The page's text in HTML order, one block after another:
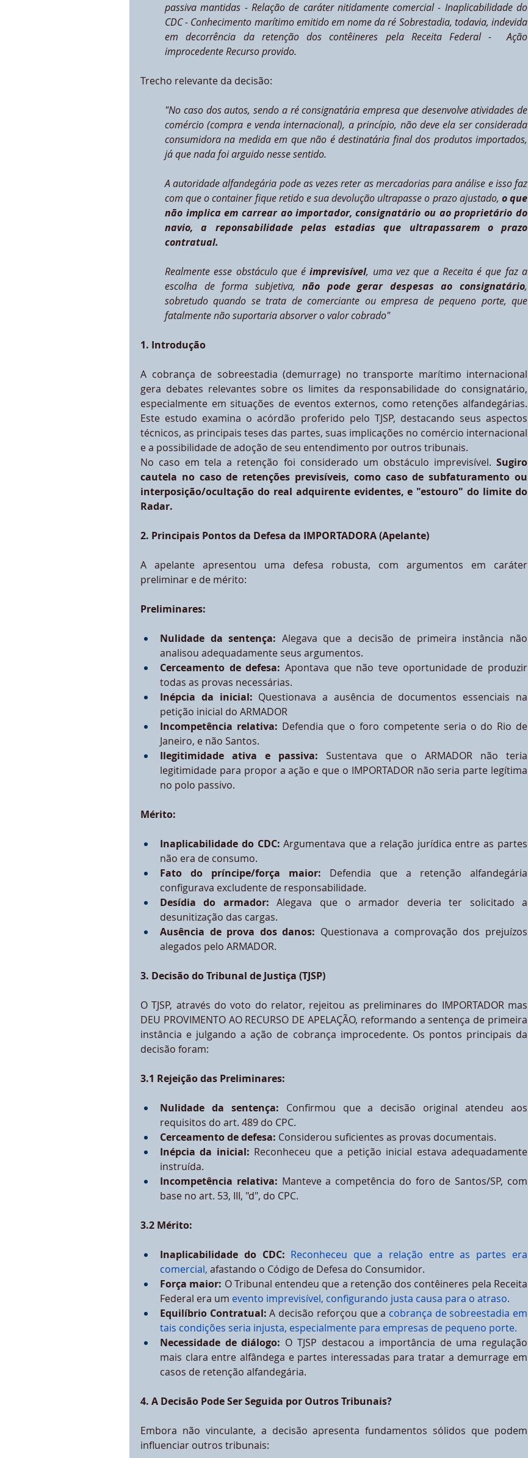
passiva mantidas - Relação de caráter nitidamente comercial - Inaplicabilidade do
CDC - Conhecimento marítimo emitido em nome da ré Sobrestadia, todavia, indevida
em decorrência da retenção dos contêineres pela Receita Federal -  Ação
improcedente Recurso provido.
Trecho relevante da decisão:
"No caso dos autos, sendo a ré consignatária empresa que desenvolve atividades de
comércio (compra e venda internacional), a princípio, não deve ela ser considerada
consumidora na medida em que não é destinatária final dos produtos importados,
já que nada foi arguido nesse sentido.
A autoridade alfandegária pode as vezes reter as mercadorias para análise e isso faz
com que o container fique retido e sua devolução ultrapasse o prazo ajustado, o que
não implica em carrear ao importador, consignatário ou ao proprietário do
navio, a reponsabilidade pelas estadias que ultrapassarem o prazo
contratual.
Realmente esse obstáculo que é imprevisível, uma vez que a Receita é que faz a
escolha de forma subjetiva, não pode gerar despesas ao consignatário,
sobretudo quando se trata de comerciante ou empresa de pequeno porte, que
fatalmente não suportaria absorver o valor cobrado"
1. Introdução
A cobrança de sobreestadia (demurrage) no transporte marítimo internacional
gera debates relevantes sobre os limites da responsabilidade do consignatário,
especialmente em situações de eventos externos, como retenções alfandegárias.
Este estudo examina o acórdão proferido pelo TJSP, destacando seus aspectos
técnicos, as principais teses das partes, suas implicações no comércio internacional
e a possibilidade de adoção de seu entendimento por outros tribunais.
No caso em tela a retenção foi considerado um obstáculo imprevisível. Sugiro
cautela no caso de retenções previsíveis, como caso de subfaturamento ou
interposição/ocultação do real adquirente evidentes, e "estouro" do limite do
Radar.
2. Principais Pontos da Defesa da IMPORTADORA (Apelante)
A apelante apresentou uma defesa robusta, com argumentos em caráter
preliminar e de mérito:
Preliminares:
Nulidade da sentença: Alegava que a decisão de primeira instância não
analisou adequadamente seus argumentos.
Cerceamento de defesa: Apontava que não teve oportunidade de produzir
todas as provas necessárias.
Inépcia da inicial: Questionava a ausência de documentos essenciais na
petição inicial do ARMADOR
Incompetência relativa: Defendia que o foro competente seria o do Rio de
Janeiro, e não Santos.
Ilegitimidade ativa e passiva: Sustentava que o ARMADOR não teria
legitimidade para propor a ação e que o IMPORTADOR não seria parte legítima
no polo passivo.
Mérito:
Inaplicabilidade do CDC: Argumentava que a relação jurídica entre as partes
não era de consumo.
Fato do príncipe/força maior: Defendia que a retenção alfandegária
configurava excludente de responsabilidade.
Desídia do armador: Alegava que o armador deveria ter solicitado a
desunitização das cargas.
Ausência de prova dos danos: Questionava a comprovação dos prejuízos
alegados pelo ARMADOR.
3. Decisão do Tribunal de Justiça (TJSP)
O TJSP, através do voto do relator, rejeitou as preliminares do IMPORTADOR mas
DEU PROVIMENTO AO RECURSO DE APELAÇÃO, reformando a sentença de primeira
instância e julgando a ação de cobrança improcedente. Os pontos principais da
decisão foram:
3.1 Rejeição das Preliminares:
Nulidade da sentença: Confirmou que a decisão original atendeu aos
requisitos do art. 489 do CPC.
Cerceamento de defesa: Considerou suficientes as provas documentais.
Inépcia da inicial: Reconheceu que a petição inicial estava adequadamente
instruída.
Incompetência relativa: Manteve a competência do foro de Santos/SP, com
base no art. 53, III, "d", do CPC.
3.2 Mérito:
Inaplicabilidade do CDC: Reconheceu que a relação entre as partes era
comercial, afastando o Código de Defesa do Consumidor.
Força maior: O Tribunal entendeu que a retenção dos contêineres pela Receita
Federal era um evento imprevisível, configurando justa causa para o atraso.
Equilíbrio Contratual: A decisão reforçou que a cobrança de sobreestadia em
tais condições seria injusta, especialmente para empresas de pequeno porte.
Necessidade de diálogo: O TJSP destacou a importância de uma regulação
mais clara entre alfândega e partes interessadas para tratar a demurrage em
casos de retenção alfandegária.
4. A Decisão Pode Ser Seguida por Outros Tribunais?
Embora não vinculante, a decisão apresenta fundamentos sólidos que podem
influenciar outros tribunais: